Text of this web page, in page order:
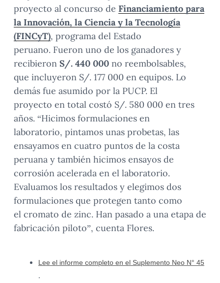
proyecto al concurso de Financiamiento para
la Innovación, la Ciencia y la Tecnología
(FINCyT), programa del Estado
peruano. Fueron uno de los ganadores y
recibieron S/. 440 000 no reembolsables,
que incluyeron S/. 177 000 en equipos. Lo
demás fue asumido por la PUCP. El
proyecto en total costó S/. 580 000 en tres
años. “Hicimos formulaciones en
laboratorio, pintamos unas probetas, las
ensayamos en cuatro puntos de la costa
peruana y también hicimos ensayos de
corrosión acelerada en el laboratorio.
Evaluamos los resultados y elegimos dos
formulaciones que protegen tanto como
el cromato de zinc. Han pasado a una etapa de
fabricación piloto”, cuenta Flores.
Lee el informe completo en el Suplemento Neo N° 45
.